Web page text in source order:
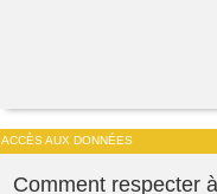
ACCÈS AUX DONNÉES
Comment respecter à